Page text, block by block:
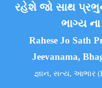
રહેશે જો સાથ
ભાગ્ય
Rahese Jo Sath
Jeevanama,
જ્ઞાન, સત્ય, આભાર